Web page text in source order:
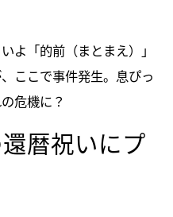
よ「的前（まとまえ）」
ここで事件発生。息ぴっ
危機に？
暦祝いにプ